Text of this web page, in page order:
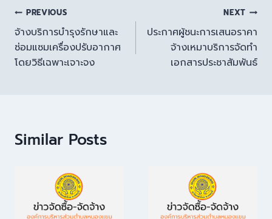
PREVIOUS
จ้างบริการบำรุงรักษาและ
ซ่อมแซมเครื่องปรับอากาศ
โดยวิธีเฉพาะเจาะจง
NEXT
ประกาศผู้ชนะการเสนอราคา
จ้างเหมาบริการจัดทำ
เอกสารประชาสัมพันธ์
Similar Posts